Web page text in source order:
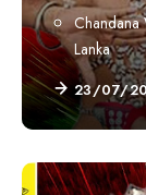
Lanka
23/07/